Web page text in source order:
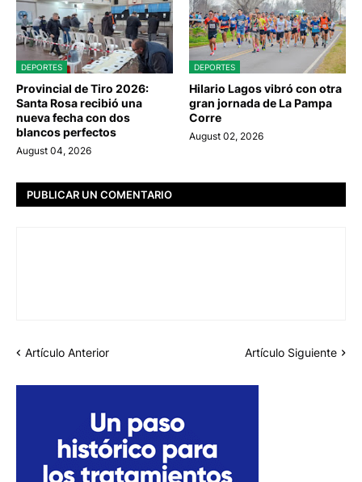
DEPORTES
Provincial de Tiro 2026:
Santa Rosa recibió una
nueva fecha con dos
blancos perfectos
August 04, 2026
DEPORTES
Hilario Lagos vibró con otra
gran jornada de La Pampa
Corre
August 02, 2026
PUBLICAR UN COMENTARIO
Artículo Anterior Artículo Siguiente